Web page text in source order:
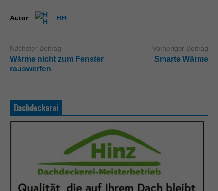
Autor HH
Nächster Beitrag
Wärme nicht zum Fenster
rauswerfen
Vorheriger Beitrag
Smarte Wärme
Dachdeckerei